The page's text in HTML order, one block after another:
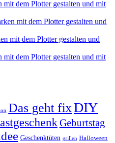
dem Plotter gestalten und mit
mit dem Plotter gestalten und
mit dem Plotter gestalten und
dem Plotter gestalten und mit
Das geht fixDIY
Geburtstag
Geschenktüten grillen Halloween